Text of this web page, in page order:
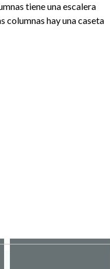
tiene una escalera
columnas hay una caseta